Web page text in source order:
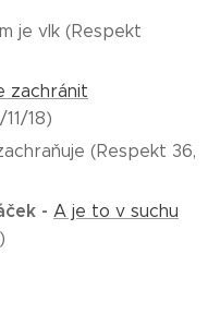
je vlk (Respekt
zachránit
18)
(Respekt 36,
- A je to v suchu